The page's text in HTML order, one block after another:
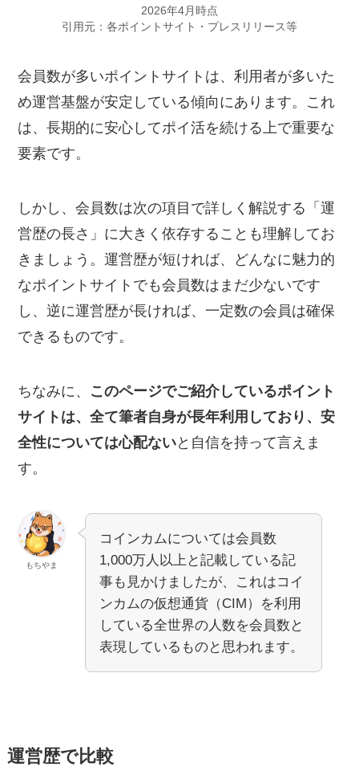
2026年4月時点
引用元：各ポイントサイト・プレスリリース等
会員数が多いポイントサイトは、利用者が多いた
め運営基盤が安定している傾向にあります。これ
は、長期的に安心してポイ活を続ける上で重要な
要素です。
しかし、会員数は次の項目で詳しく解説する「運
営歴の長さ」に大きく依存することも理解してお
きましょう。運営歴が短ければ、どんなに魅力的
なポイントサイトでも会員数はまだ少ないです
し、逆に運営歴が長ければ、一定数の会員は確保
できるものです。
ちなみに、 このページでご紹介しているポイント
サイトは、全て筆者自身が長年利用しており、安
全性については心配ないと自信を持って言えま
す。
もちやま
コインカムについては会員数
1,000万人以上と記載している記
事も見かけましたが、これはコイ
ンカムの仮想通貨（CIM）を利用
している全世界の人数を会員数と
表現しているものと思われます。
運営歴で比較